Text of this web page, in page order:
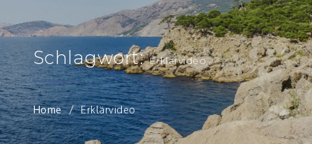
Schlagwort:Erklärvideo
Home Erklärvideo